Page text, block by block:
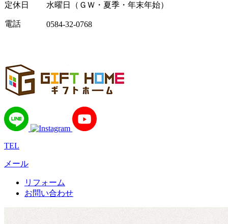
定休日 水曜日（ＧＷ・夏季・年末年始）
電話 0584-32-0768
TEL
メール
リフォーム
お問い合わせ